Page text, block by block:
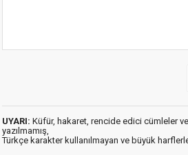
UYARI: Küfür, hakaret, rencide edici cümleler
yazılmamış,
Türkçe karakter kullanılmayan ve büyük